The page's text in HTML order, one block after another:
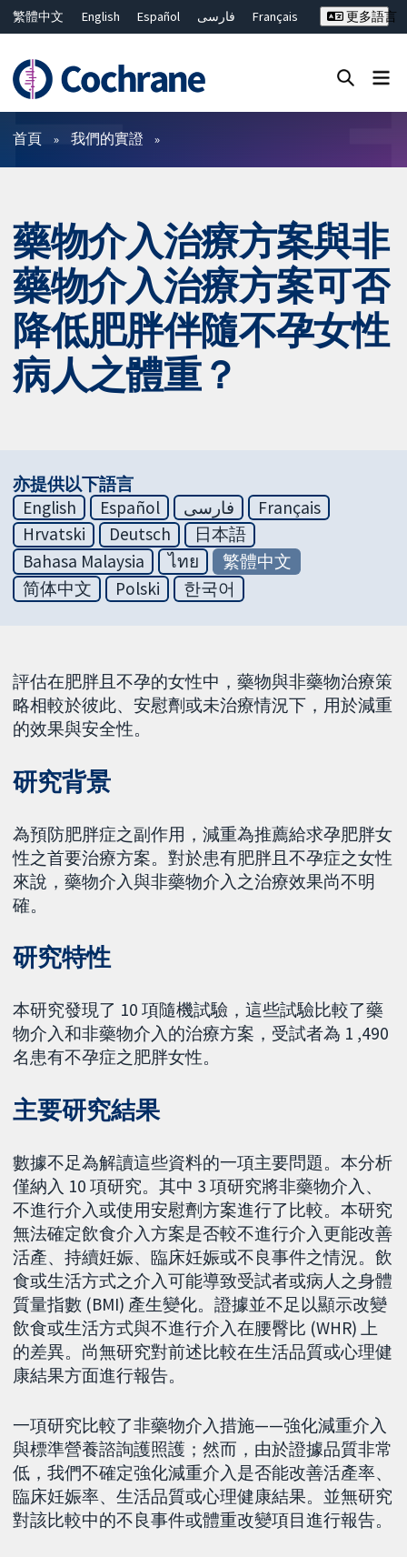
繁體中文 English Español فارسی
Français
ไทย
简体中文
更多語言
篩選條件
首頁 我們的實證
藥物介入治療方案與非
藥物介入治療方案可否
降低肥胖伴隨不孕女性
病人之體重？
亦提供以下語言
English
Español فارسی
Français
Hrvatski
Deutsch
日本語
Bahasa Malaysia
ไทย
繁體中文
简体中文
Polski 한국어
評估在肥胖且不孕的女性中，藥物與非藥物治療策
略相較於彼此、安慰劑或未治療情況下，用於減重
的效果與安全性。
研究背景
為預防肥胖症之副作用，減重為推薦給求孕肥胖女
性之首要治療方案。對於患有肥胖且不孕症之女性
來說，藥物介入與非藥物介入之治療效果尚不明
確。
研究特性
本研究發現了 10 項隨機試驗，這些試驗比較了藥
物介入和非藥物介入的治療方案，受試者為 1 ,490
名患有不孕症之肥胖女性。
主要研究結果
數據不足為解讀這些資料的一項主要問題。本分析
僅納入 10 項研究。其中 3 項研究將非藥物介入、
不進行介入或使用安慰劑方案進行了比較。本研究
無法確定飲食介入方案是否較不進行介入更能改善
活產、持續妊娠、臨床妊娠或不良事件之情況。飲
食或生活方式之介入可能導致受試者或病人之身體
質量指數 (BMI) 產生變化。證據並不足以顯示改變
飲食或生活方式與不進行介入在腰臀比 (WHR) 上
的差異。尚無研究對前述比較在生活品質或心理健
康結果方面進行報告。
一項研究比較了非藥物介入措施——強化減重介入
與標準營養諮詢護照護；然而，由於證據品質非常
低，我們不確定強化減重介入是否能改善活產率、
臨床妊娠率、生活品質或心理健康結果。並無研究
對該比較中的不良事件或體重改變項目進行報告。